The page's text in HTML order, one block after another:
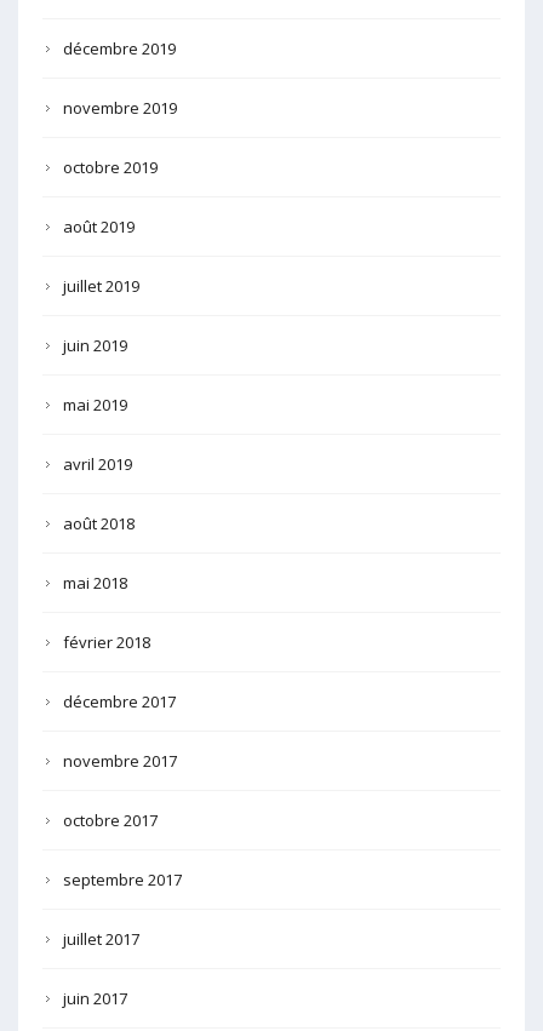
décembre 2019
novembre 2019
octobre 2019
août 2019
juillet 2019
juin 2019
mai 2019
avril 2019
août 2018
mai 2018
février 2018
décembre 2017
novembre 2017
octobre 2017
septembre 2017
juillet 2017
juin 2017